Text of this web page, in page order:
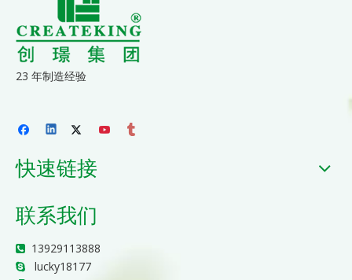
23 年制造经验
快速链接
联系我们
 13929113888
 lucky18177